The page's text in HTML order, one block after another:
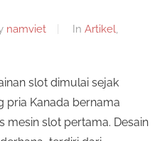
namviet In Artikel,
slot dimulai sejak
pria Kanada bernama
mesin slot pertama. Desain